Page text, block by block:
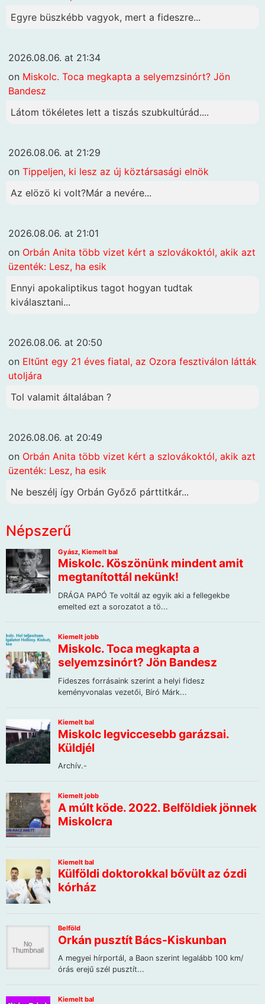
Egyre büszkébb vagyok, mert a fideszre...
2026.08.06. at 21:34
on Miskolc. Toca megkapta a selyemzsinórt? Jön
Bandesz
Látom tökéletes lett a tiszás szubkultúrád....
2026.08.06. at 21:29
on Tippeljen, ki lesz az új köztársasági elnök
Az elözö ki volt?Már a nevére...
2026.08.06. at 21:01
on Orbán Anita több vizet kért a szlovákoktól, akik azt
üzenték: Lesz, ha esik
Ennyi apokaliptikus tagot hogyan tudtak
kiválasztani...
2026.08.06. at 20:50
on Eltűnt egy 21 éves fiatal, az Ozora fesztiválon látták
utoljára
Tol valamit általában ?
2026.08.06. at 20:49
on Orbán Anita több vizet kért a szlovákoktól, akik azt
üzenték: Lesz, ha esik
Ne beszélj így Orbán Győző párttitkár...
Népszerű